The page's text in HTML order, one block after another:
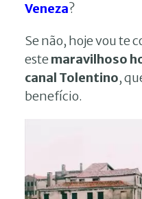
Veneza?
Se não, hoje vou te
estemaravilhoso
canal Tolentino,
benefício.